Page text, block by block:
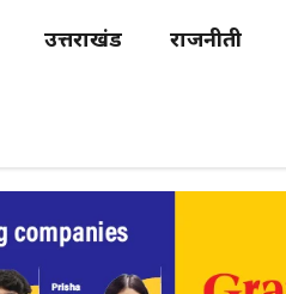
उत्तराखंड राजनीती